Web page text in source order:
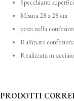
Specchianti
Misura 28 x 28 cm
pezzi nella
Raffinato
Realizzata in
PRODOTTI